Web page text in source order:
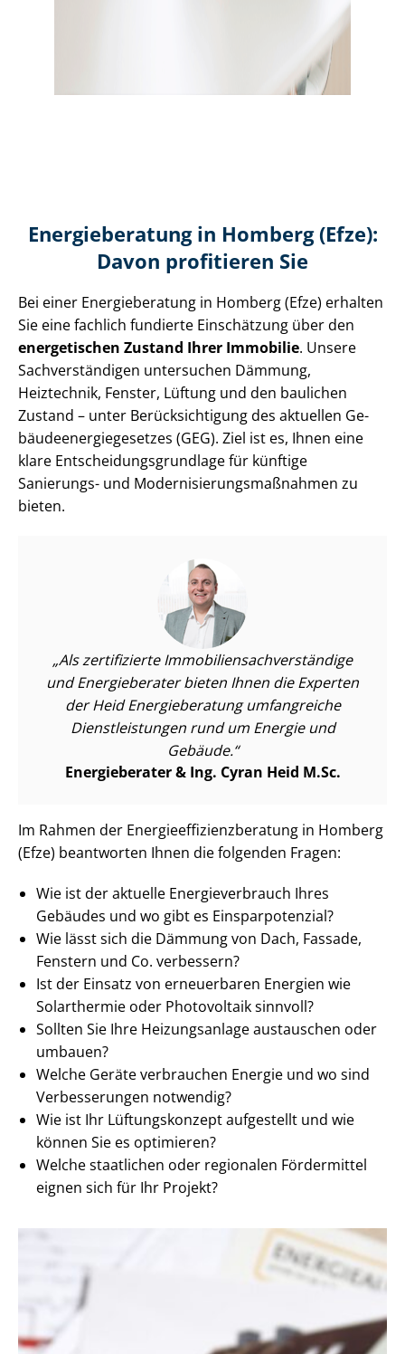
Energieberatung in Homberg (Efze):
Davon profitieren Sie
Bei einer Energieberatung in Homberg (Efze) erhalten
Sie eine fachlich fundierte Einschätzung über den
energetischen Zustand Ihrer Immobilie. Unsere
Sach­ver­stän­di­gen untersuchen Dämmung,
Heiztechnik, Fenster, Lüftung und den baulichen
Zustand – unter Be­rück­sich­ti­gung des aktuellen Ge­
bäu­de­en­er­gie­ge­set­zes (GEG). Ziel ist es, Ihnen eine
klare Ent­schei­dungs­grund­la­ge für künftige
Sanierungs- und Mo­der­ni­sie­rungs­maß­nah­men zu
bieten.
Als zertifizierte Im­mo­bi­li­en­sach­ver­stän­di­ge
und Energieberater bieten Ihnen die Experten
der Heid Energieberatung umfangreiche
Dienst­leis­tun­gen rund um Energie und
Gebäude.
Energieberater & Ing. Cyran Heid M.Sc.
Im Rahmen der En­er­gie­ef­fi­zi­enz­be­ra­tung in Homberg
(Efze) beantworten Ihnen die folgenden Fragen:
Wie ist der aktuelle En­er­gie­ver­brauch Ihres
Gebäudes und wo gibt es Ein­spar­po­ten­zi­al?
Wie lässt sich die Dämmung von Dach, Fassade,
Fenstern und Co. verbessern?
Ist der Einsatz von erneuerbaren Energien wie
Solarthermie oder Photovoltaik sinnvoll?
Sollten Sie Ihre Heizungsanlage austauschen oder
umbauen?
Welche Geräte verbrauchen Energie und wo sind
Verbesserungen notwendig?
Wie ist Ihr Lüftungskonzept aufgestellt und wie
können Sie es optimieren?
Welche staatlichen oder regionalen Fördermittel
eignen sich für Ihr Projekt?